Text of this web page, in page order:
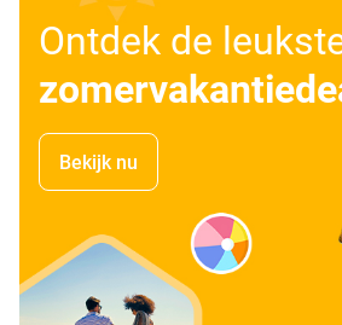
Ontdek de
Bekijk nu